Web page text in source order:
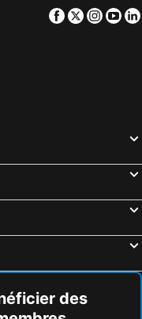
Facebook
Twitter
des